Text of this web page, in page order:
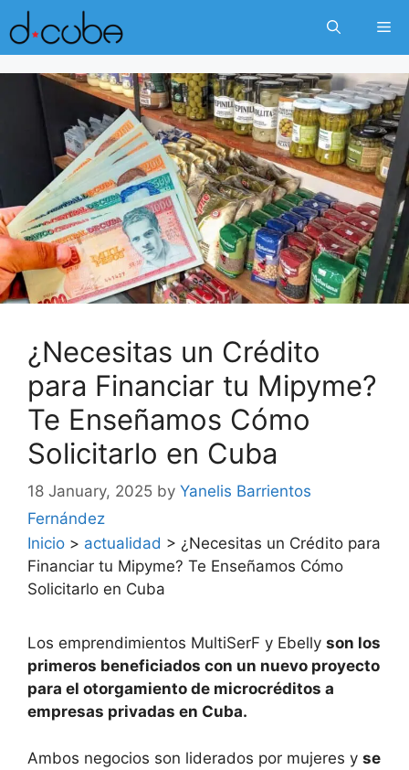
Skip
to
content
¿Necesitas un Crédito
para Financiar tu Mipyme?
Te Enseñamos Cómo
Solicitarlo en Cuba
18 January, 2025 by Yanelis Barrientos
Fernández
Inicio > actualidad > ¿Necesitas un Crédito para
Financiar tu Mipyme? Te Enseñamos Cómo
Solicitarlo en Cuba
Los emprendimientos MultiSerF y Ebelly son los
primeros beneficiados con un nuevo proyecto
para el otorgamiento de microcréditos a
empresas privadas en Cuba.
Ambos negocios son liderados por mujeres y se